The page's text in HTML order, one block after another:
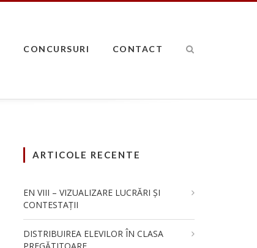
CONCURSURI CONTACT
ARTICOLE RECENTE
EN VIII – VIZUALIZARE LUCRĂRI ȘI
CONTESTAȚII
DISTRIBUIREA ELEVILOR ÎN CLASA